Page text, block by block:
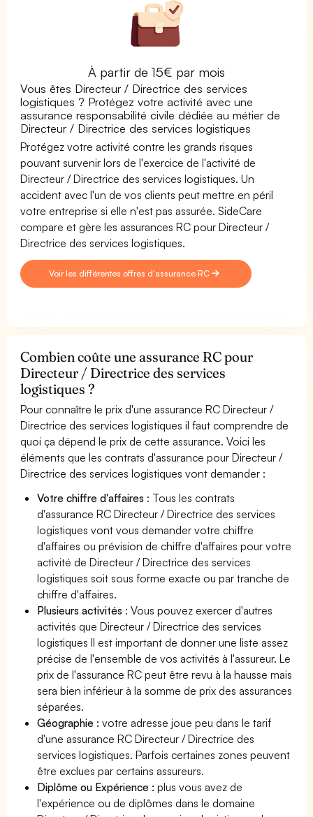
À partir de 15€ par mois
Vous êtes Directeur / Directrice des services
logistiques ? Protégez votre activité avec une
assurance responsabilité civile dédiée au métier de
Directeur / Directrice des services logistiques
Protégez votre activité contre les grands risques
pouvant survenir lors de l'exercice de l'activité de
Directeur / Directrice des services logistiques. Un
accident avec l'un de vos clients peut mettre en péril
votre entreprise si elle n'est pas assurée. SideCare
compare et gère les assurances RC pour Directeur /
Directrice des services logistiques.
Voir les différentes offres d'assurance RC
Combien coûte une assurance RC pour
Directeur / Directrice des services
logistiques ?
Pour connaître le prix d'une assurance RC Directeur /
Directrice des services logistiques il faut comprendre de
quoi ça dépend le prix de cette assurance. Voici les
éléments que les contrats d'assurance pour Directeur /
Directrice des services logistiques vont demander :
Votre chiffre d'affaires : Tous les contrats
d'assurance RC Directeur / Directrice des services
logistiques vont vous demander votre chiffre
d'affaires ou prévision de chiffre d'affaires pour votre
activité de Directeur / Directrice des services
logistiques soit sous forme exacte ou par tranche de
chiffre d'affaires.
Plusieurs activités : Vous pouvez exercer d'autres
activités que Directeur / Directrice des services
logistiques Il est important de donner une liste assez
précise de l'ensemble de vos activités à l'assureur. Le
prix de l'assurance RC peut être revu à la hausse mais
sera bien inférieur à la somme de prix des assurances
séparées.
Géographie :votre adresse joue peu dans le tarif
d'une assurance RC Directeur / Directrice des
services logistiques. Parfois certaines zones peuvent
être exclues par certains assureurs.
Diplôme ou Expérience :plus vous avez de
l'expérience ou de diplômes dans le domaine